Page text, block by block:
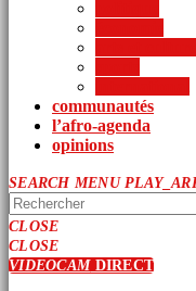
communautés
l’afro-agenda
opinions
SEARCH MENU
CLOSE
CLOSE
VIDEOCAMDIRECT